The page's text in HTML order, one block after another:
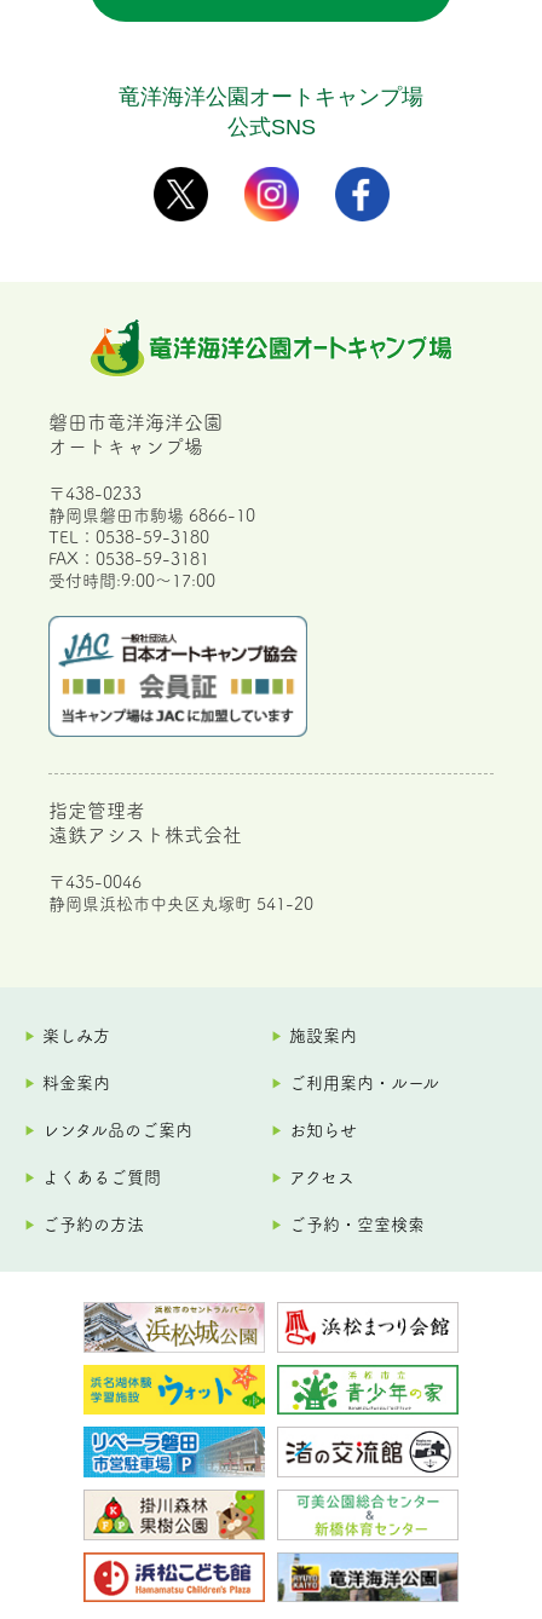
竜洋海洋公園オートキャンプ場
公式SNS
磐田市竜洋海洋公園
オートキャンプ場
〒438-0233
静岡県磐田市駒場 6866-10
TEL：0538-59-3180
FAX：0538-59-3181
受付時間:9:00～17:00
指定管理者
遠鉄アシスト株式会社
〒435-0046
静岡県浜松市中央区丸塚町 541-20
楽しみ方 施設案内
料金案内 ご利用案内・ルール
レンタル品のご案内 お知らせ
よくあるご質問 アクセス
ご予約の方法 ご予約・空室検索